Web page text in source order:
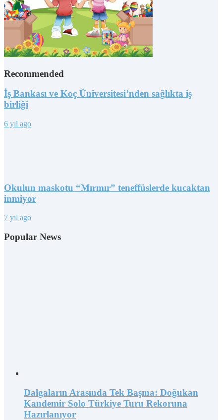
Recommended
İş Bankası ve Koç Üniversitesi’nden sağlıkta iş
birliği
6 yıl ago
Okulun maskotu “Mırmır” teneffüslerde kucaktan
inmiyor
7 yıl ago
Popular News
Dalgaların Arasında Tek Başına: Doğukan
Kandemir Solo Türkiye Turu Rekoruna
Hazırlanıyor